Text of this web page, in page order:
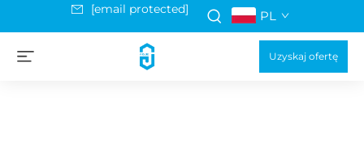
[email protected] PL
Uzyskaj ofertę